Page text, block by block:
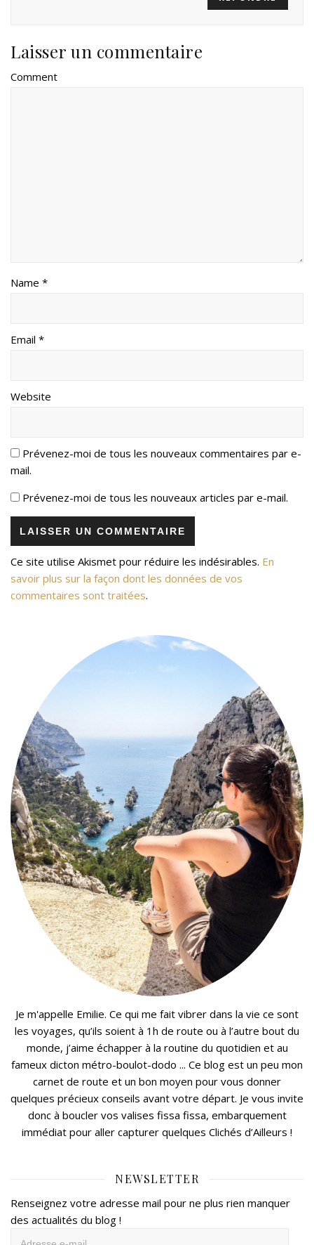
Laisser un commentaire
Comment
Name *
Email *
Website
Prévenez-moi de tous les nouveaux commentaires par e-
mail.
Prévenez-moi de tous les nouveaux articles par e-mail.
Ce site utilise Akismet pour réduire les indésirables. En
savoir plus sur la façon dont les données de vos
commentaires sont traitées.
Je m'appelle Emilie. Ce qui me fait vibrer dans la vie ce sont
les voyages, qu’ils soient à 1h de route ou à l’autre bout du
monde, j’aime échapper à la routine du quotidien et au
fameux dicton métro-boulot-dodo ... Ce blog est un peu mon
carnet de route et un bon moyen pour vous donner
quelques précieux conseils avant votre départ. Je vous invite
donc à boucler vos valises fissa fissa, embarquement
immédiat pour aller capturer quelques Clichés d’Ailleurs !
NEWSLETTER
Renseignez votre adresse mail pour ne plus rien manquer
des actualités du blog !